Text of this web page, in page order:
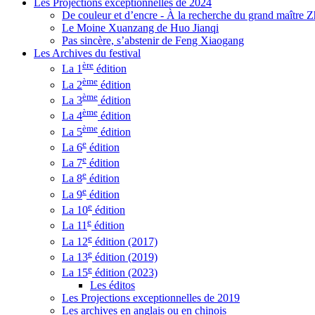
De couleur et d’encre - À la recherche du grand maître
Le Moine Xuanzang de Huo Jianqi
Pas sincère, s’abstenir de Feng Xiaogang
Les Archives du festival
La 1 ère édition
La 2ème édition
La 3ème édition
La 4ème édition
La 5ème édition
La 6e édition
La 7e édition
La 8e édition
La 9e édition
La 10e édition
La 11e édition
La 12e édition (2017)
La 13e édition (2019)
La 15e édition (2023)
Les éditos
Les Projections exceptionnelles de 2019
Les archives en anglais ou en chinois